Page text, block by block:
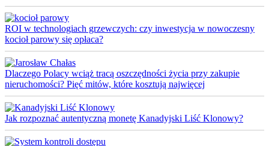
ROI w technologiach grzewczych: czy inwestycja w nowoczesny
kocioł parowy się opłaca?
Dlaczego Polacy wciąż tracą oszczędności życia przy zakupie
nieruchomości? Pięć mitów, które kosztują najwięcej
Jak rozpoznać autentyczną monetę Kanadyjski Liść Klonowy?